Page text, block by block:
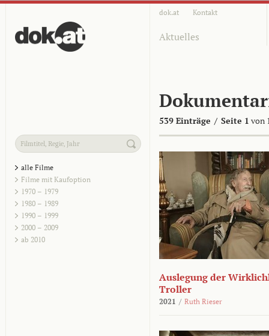
dok.at Kontakt
Aktuelles
539 Einträge / Seite 1 von
alle Filme
Filme mit Kaufoption
1970 – 1979
1980 – 1989
1990 – 1999
2000 – 2009
ab 2010
Auslegung der
Troller
2021 / Ruth Rieser